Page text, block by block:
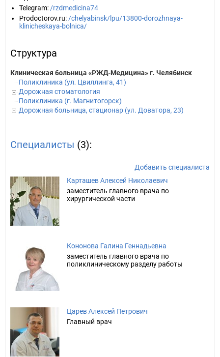
Telegram: /rzdmedicina74
Prodoctorov.ru: /chelyabinsk/lpu/13800-dorozhnaya-
klinicheskaya-bolnica/
Структура
Клиническая больница «РЖД-Медицина» г. Челябинск
Поликлиника (ул. Цвиллинга, 41)
Дорожная стоматология
Поликлиника (г. Магнитогорск)
Дорожная больница, стационар (ул. Доватора, 23)
Специалисты (3):
Добавить специалиста
Карташев Алексей Николаевич
заместитель главного врача по
хирургической части
Кононова Галина Геннадьевна
заместитель главного врача по
поликлиническому разделу работы
Царев Алексей Петрович
Главный врач